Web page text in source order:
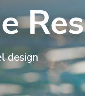
design